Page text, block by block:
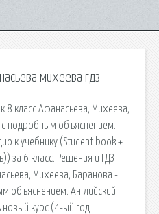
михеева гдз
8 класс Афанасьева, Михеева,
подробным объяснением.
к учебнику (Student book +
за 6 класс. Решения и ГДЗ
Михеева, Баранова -
объяснением. Английский
новый курс (4-ый год